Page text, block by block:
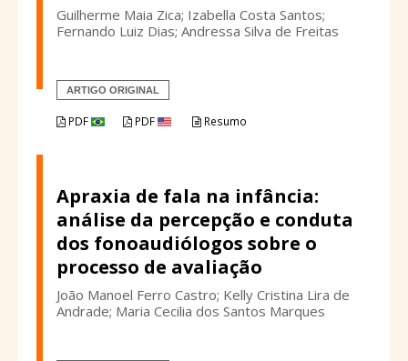
Guilherme Maia Zica; Izabella Costa Santos;
Fernando Luiz Dias; Andressa Silva de Freitas
ARTIGO ORIGINAL
PDF PDF Resumo
Apraxia de fala na infância:
análise da percepção e conduta
dos fonoaudiólogos sobre o
processo de avaliação
João Manoel Ferro Castro; Kelly Cristina Lira de
Andrade; Maria Cecilia dos Santos Marques